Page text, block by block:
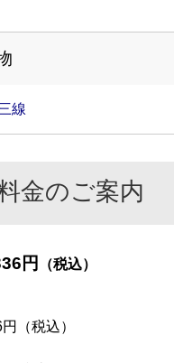
線
金のご案内
円 （税込）
（税込）